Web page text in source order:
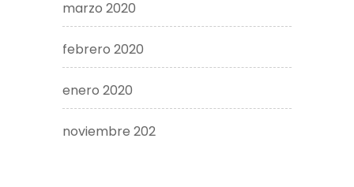
marzo 2020
febrero 2020
enero 2020
noviembre 202